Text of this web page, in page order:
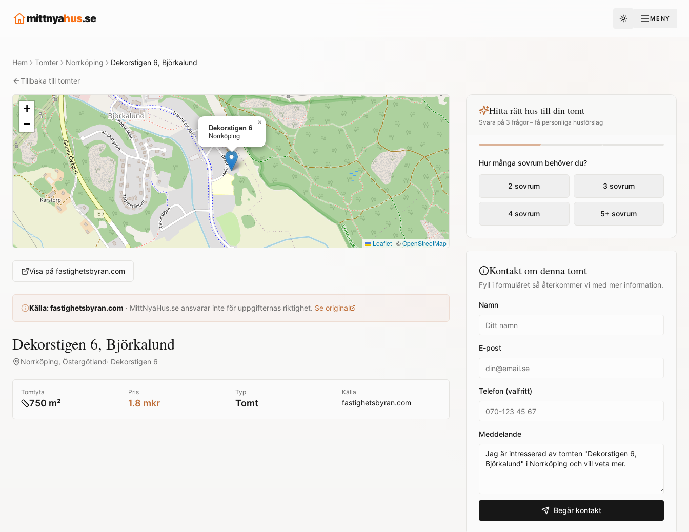
mittnyahus.se Toggle theme
MENY
Hem Tomter Norrköping Dekorstigen 6, Björkalund
Tillbaka till tomter
Dekorstigen 6
Norrköping
×
+
−
Leaflet | ©OpenStreetMap
Visa på fastighetsbyran.com
Källa:fastighetsbyran.com · MittNyaHus.se ansvarar inte för uppgifternas riktighet. Se original
Dekorstigen 6, Björkalund
Norrköping, Östergötland· Dekorstigen 6
Tomtyta
750 m²
Pris
1.8 mkr
Typ
Tomt
Källa
fastighetsbyran.com
Hitta rätt hus till din tomt
Svara på 3 frågor – få personliga husförslag
Hur många sovrum behöver du?
2 sovrum 3 sovrum
4 sovrum 5+ sovrum
Kontakt om denna tomt
Fyll i formuläret så återkommer vi med mer information.
Namn
E-post
Telefon (valfritt)
Meddelande
Begär kontakt